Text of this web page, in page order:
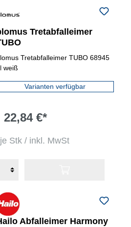
Tretabfalleimer
Tretabfalleimer TUBO 68945
weiß
Varianten verfügbar
22,84 €*
je Stk / inkl. MwSt
Abfalleimer Harmony